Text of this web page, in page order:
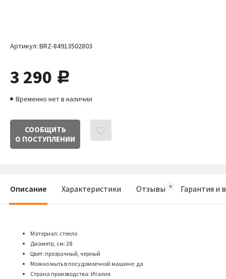
Артикул: BRZ-84913502803
3 290 руб.
Временно нет в наличии
СООБЩИТЬ
О ПОСТУПЛЕНИИ
Описание Характеристики Отзывы Гарантия и
Материал: стекло
Диаметр, см: 28
Цвет: прозрачный, черный
Можно мыть в посудомоечной машине: да
Страна производства: Италия